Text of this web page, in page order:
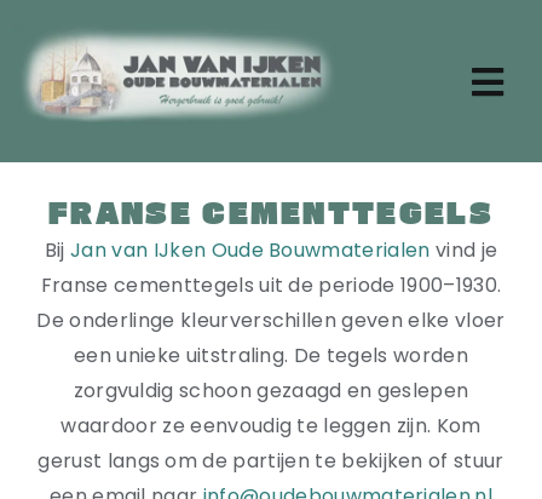
naar
inhoud
Home
Aktueel
Over ons
Stenen
Dakpannen
Oude planken
Badkamermeubels
Vloertegels
FRANSE CEMENTTEGELS
BijJan van IJken Oude Bouwmaterialen vind je
Franse cementtegels uit de periode 1900–1930.
De onderlinge kleurverschillen geven elke vloer
een unieke uitstraling. De tegels worden
zorgvuldig schoon gezaagd en geslepen
waardoor ze eenvoudig te leggen zijn. Kom
gerust langs om de partijen te bekijken of stuur